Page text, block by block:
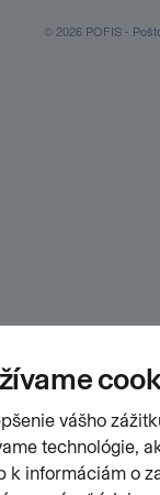
© 2026 POFIS -